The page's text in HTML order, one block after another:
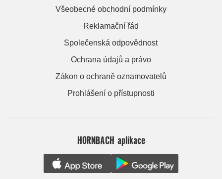
Všeobecné obchodní podmínky
Reklamační řád
Společenská odpovědnost
Ochrana údajů a právo
Zákon o ochraně oznamovatelů
Prohlášení o přístupnosti
HORNBACH aplikace